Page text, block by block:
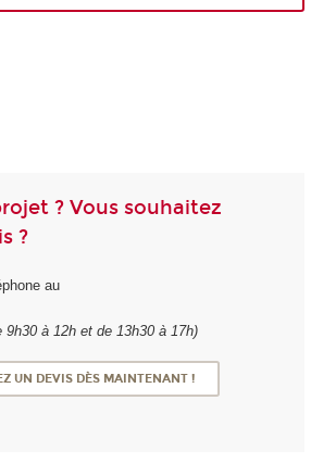
? Vous souhaitez
?
au
9h30 à 12h et de 13h30 à 17h)
UN DEVIS DÈS MAINTENANT !